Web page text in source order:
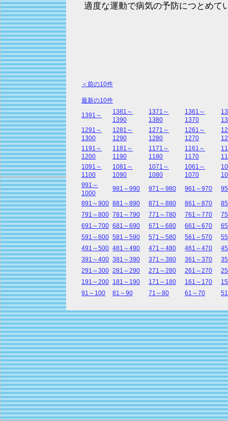
適度な運動で病気の予防につとめて
＜前の10件
最新の10件
1391～
1381～
1390
1371～
1380
1361～
1370
1291～
1300
1281～
1290
1271～
1280
1261～
1270
1191～
1200
1181～
1190
1171～
1180
1161～
1170
1091～
1100
1081～
1090
1071～
1080
1061～
1070
991～
1000
981～990 971～980 961～970
891～900 881～890 871～880 861～870
791～800 781～790 771～780 761～770
691～700 681～690 671～680 661～670
591～600 581～590 571～580 561～570
491～500 481～490 471～480 461～470
391～400 381～390 371～380 361～370
291～300 281～290 271～280 261～270
191～200 181～190 171～180 161～170
91～100
81～90 71～80 61～70